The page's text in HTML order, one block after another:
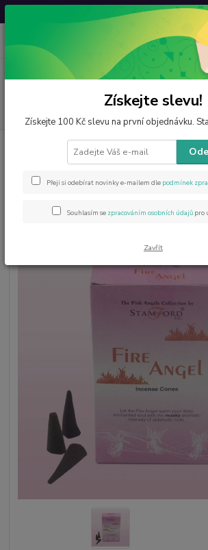
Svatovavřinecká sleva: 20 % s kódem
CZK
Esoterika
Vonné kužele
Získejte slevu!
Získejte 100 Kč slevu na první objednávku.
Přeji si odebírat novinky e-mailem dle podmínek
Souhlasím se zpracováním osobních údajů pro
Zavřít